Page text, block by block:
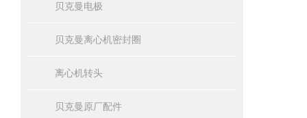
贝克曼电极
贝克曼离心机密封圈
离心机转头
贝克曼原厂配件